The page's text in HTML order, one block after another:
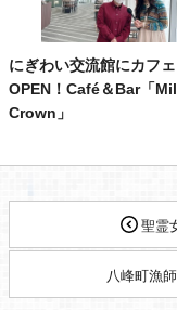
にぎわい交流館にカフェ
OPEN！Café＆Bar「
Crown」
聖霊
八峰町漁